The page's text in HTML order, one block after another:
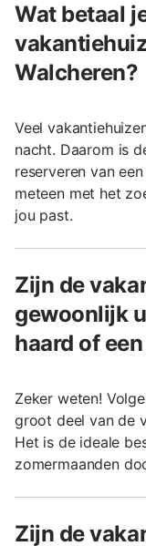
Wat betaal
Walcheren?
Veel
nacht. Daarom is
reserveren van
meteen met het
jou past.
Zijn de
gewoonlijk
haard of
Zeker weten!
groot deel van de
Het is de ideale
zomermaanden
Zijn de